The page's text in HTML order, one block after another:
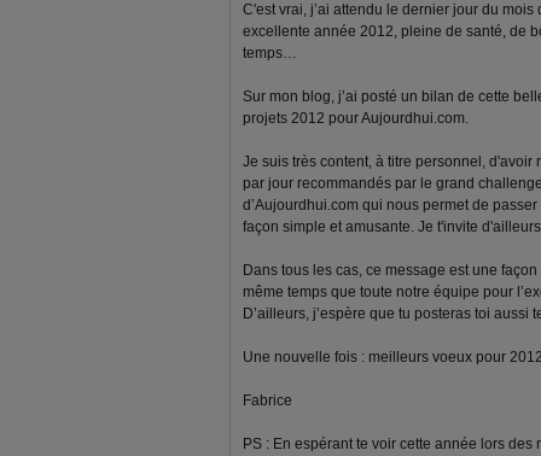
C'est vrai, j’ai attendu le dernier jour du
excellente année 2012, pleine de santé, de
temps…
Sur mon blog, j’ai posté un bilan de cette
projets 2012 pour Aujourdhui.com.
Je suis très content, à titre personnel,
par jour recommandés par le grand
d’Aujourdhui.com qui nous permet de
façon simple et amusante. Je t'invite
Dans tous les cas, ce message est une
même temps que toute notre équipe pour
D’ailleurs, j’espère que tu posteras toi aussi
Une nouvelle fois : meilleurs voeux pour
Fabrice
PS : En espérant te voir cette année lors